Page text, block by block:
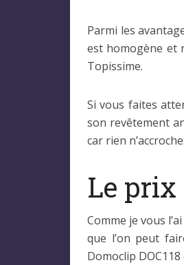
Parmi les
est homogène et
Topissime.
Si vous faites
son revêtement
car rien
Le
Comme je vous
que l’on peut
Domoclip